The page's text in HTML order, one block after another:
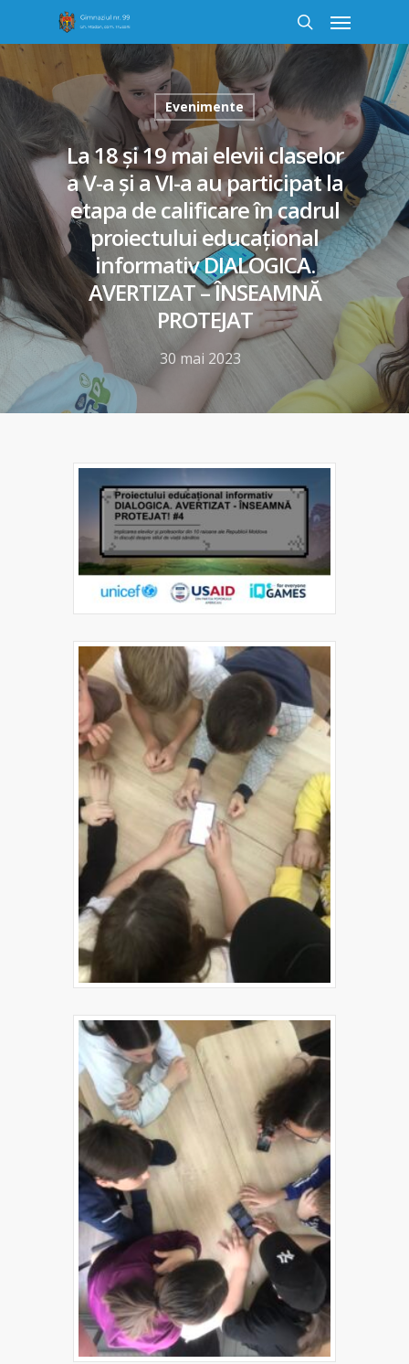
Evenimente
La 18 și 19 mai elevii claselor
a V-a și a VI-a au participat la
etapa de calificare în cadrul
proiectului educațional
informativ DIALOGICA.
AVERTIZAT – ÎNSEAMNĂ
PROTEJAT
30 mai 2023